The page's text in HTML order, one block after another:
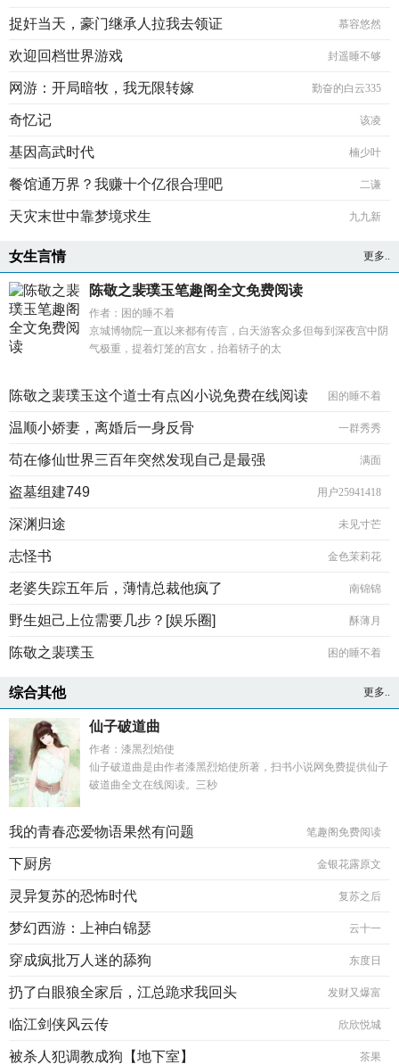
捉奸当天，豪门继承人拉我去领证 慕容悠然
欢迎回档世界游戏 封遥睡不够
网游：开局暗牧，我无限转嫁 勤奋的白云335
奇忆记 该凌
基因高武时代 楠少叶
餐馆通万界？我赚十个亿很合理吧 二谦
天灾末世中靠梦境求生 九九新
女生言情 更多..
陈敬之裴璞玉笔趣阁全文免费阅读
作者：困的睡不着
京城博物院一直以来都有传言，白天游客众多但每到深夜宫中阴
气极重，提着灯笼的宫女，抬着轿子的太
陈敬之裴璞玉这个道士有点凶小说免费在线阅读 困的睡不着
温顺小娇妻，离婚后一身反骨 一群秀秀
苟在修仙世界三百年突然发现自己是最强 满面
盗墓组建749 用户25941418
深渊归途 未见寸芒
志怪书 金色茉莉花
老婆失踪五年后，薄情总裁他疯了 南锦锦
野生妲己上位需要几步？[娱乐圈] 酥薄月
陈敬之裴璞玉 困的睡不着
综合其他 更多..
仙子破道曲
作者：漆黑烈焰使
仙子破道曲是由作者漆黑烈焰使所著，扫书小说网免费提供仙子
破道曲全文在线阅读。三秒
我的青春恋爱物语果然有问题 笔趣阁免费阅读
下厨房 金银花露原文
灵异复苏的恐怖时代 复苏之后
梦幻西游：上神白锦瑟 云十一
穿成疯批万人迷的舔狗 东度日
扔了白眼狼全家后，江总跪求我回头 发财又爆富
临江剑侠风云传 欣欣悦城
被杀人犯调教成狗【地下室】 茶果